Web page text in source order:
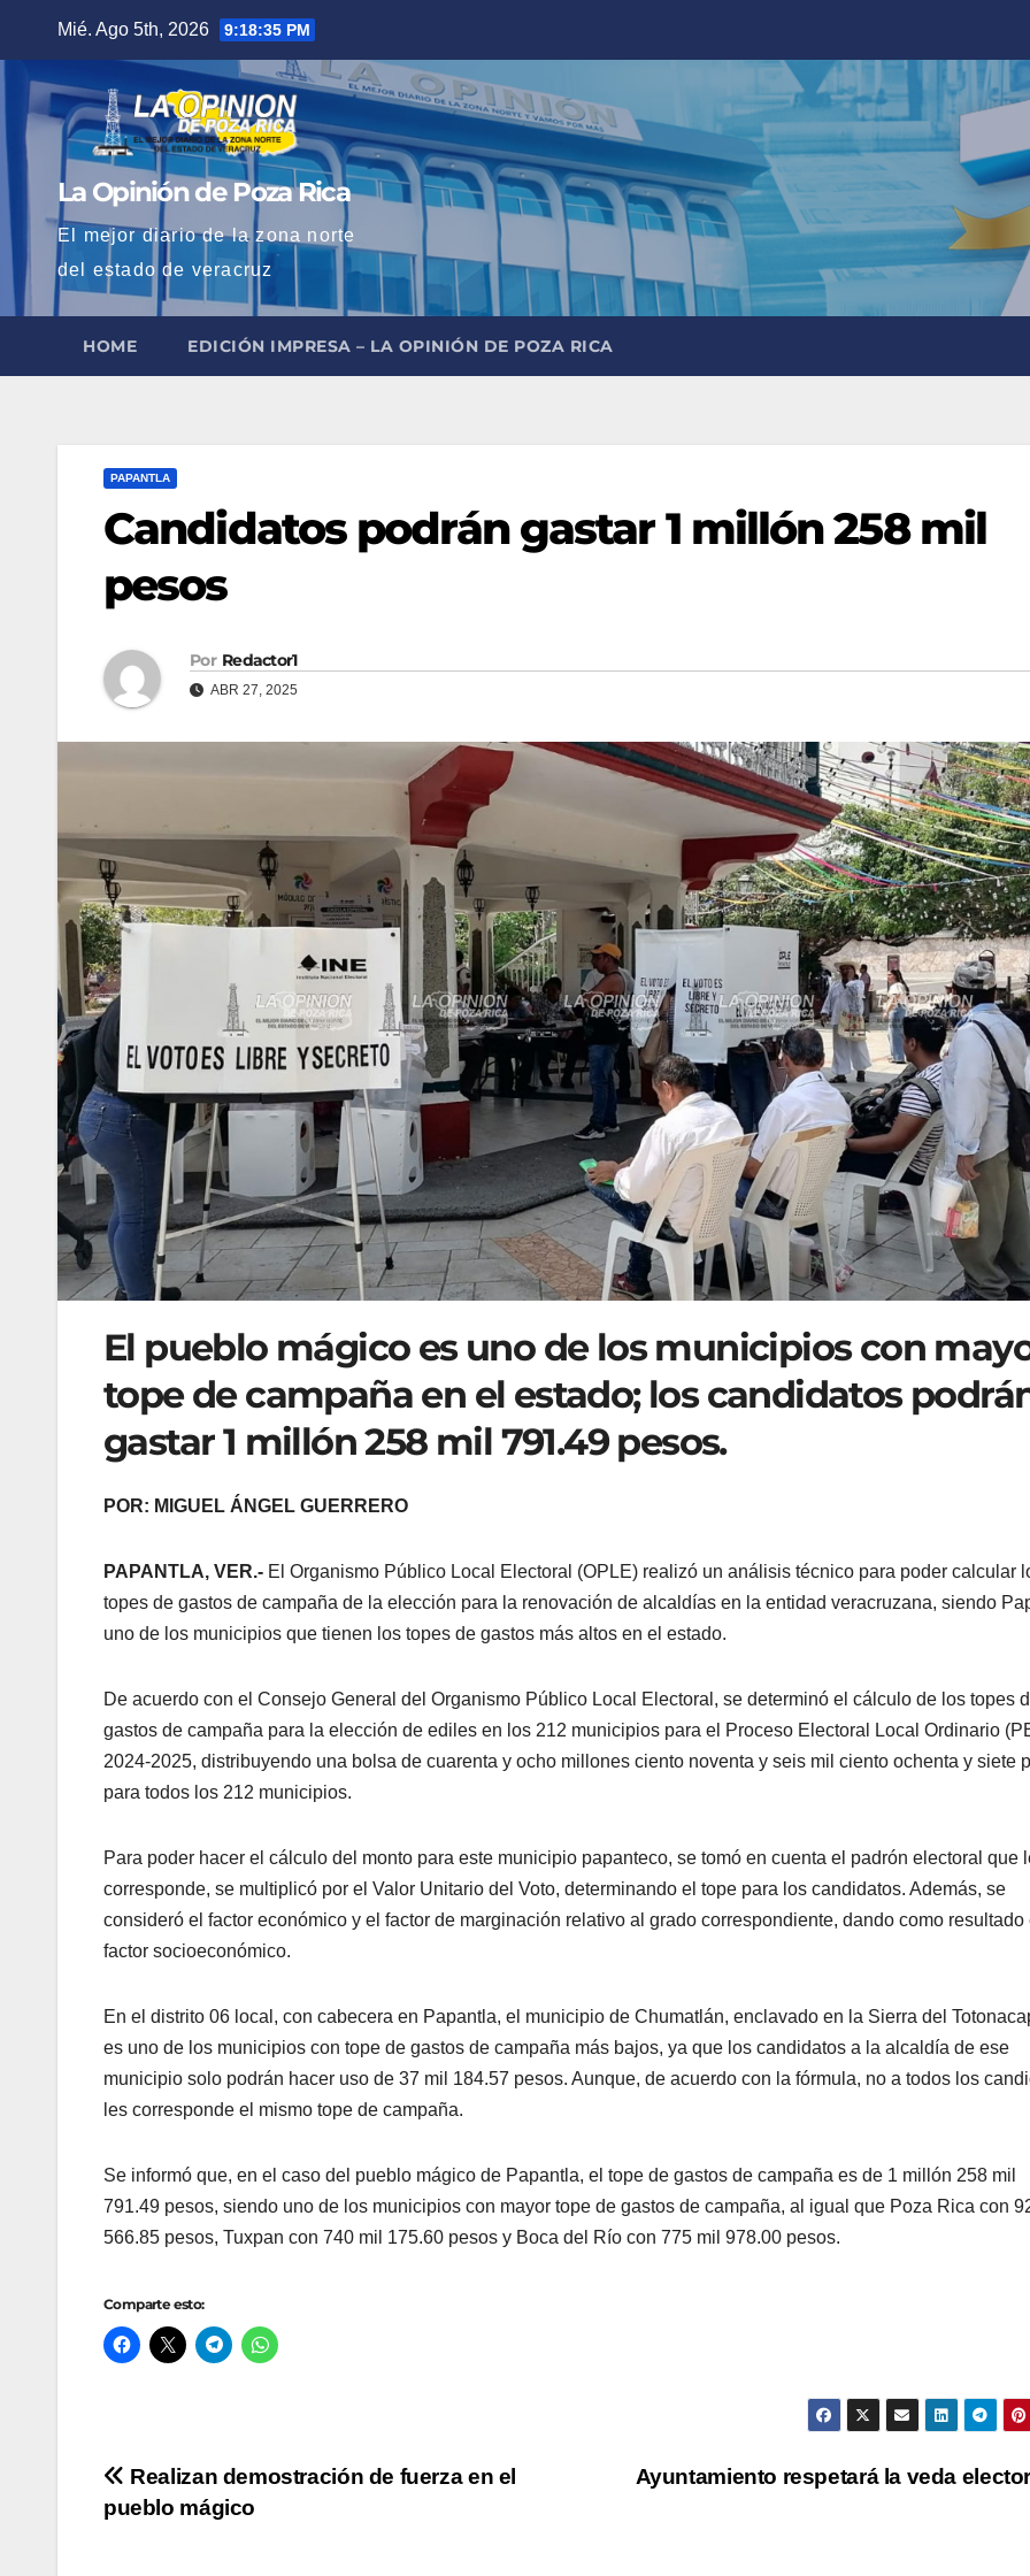
contenido
Mié. Ago 5th, 2026 9:18:36 PM
La Opinión de Poza Rica
El mejor diario de la zona norte
del estado de veracruz
HOME EDICIÓN IMPRESA – LA OPINIÓN DE POZA RICA
PAPANTLA
Candidatos podrán gastar 1 millón 258 mil
pesos
Por Redactor1
ABR 27, 2025
El pueblo mágico es uno de los municipios con
tope de campaña en el estado; los candidatos
gastar 1 millón 258 mil 791.49 pesos.
POR: MIGUEL ÁNGEL GUERRERO
PAPANTLA, VER.- El Organismo Público Local Electoral (OPLE) realizó un análisis técnico para poder calcular
topes de gastos de campaña de la elección para la renovación de alcaldías en la entidad veracruzana, siendo
uno de los municipios que tienen los topes de gastos más altos en el estado.
De acuerdo con el Consejo General del Organismo Público Local Electoral, se determinó el cálculo de los topes
gastos de campaña para la elección de ediles en los 212 municipios para el Proceso Electoral Local Ordinario
2024-2025, distribuyendo una bolsa de cuarenta y ocho millones ciento noventa y seis mil ciento ochenta y siete
para todos los 212 municipios.
Para poder hacer el cálculo del monto para este municipio papanteco, se tomó en cuenta el padrón electoral que
corresponde, se multiplicó por el Valor Unitario del Voto, determinando el tope para los candidatos. Además, se
consideró el factor económico y el factor de marginación relativo al grado correspondiente, dando como resultado
factor socioeconómico.
En el distrito 06 local, con cabecera en Papantla, el municipio de Chumatlán, enclavado en la Sierra del
es uno de los municipios con tope de gastos de campaña más bajos, ya que los candidatos a la alcaldía de ese
municipio solo podrán hacer uso de 37 mil 184.57 pesos. Aunque, de acuerdo con la fórmula, no a todos los
les corresponde el mismo tope de campaña.
Se informó que, en el caso del pueblo mágico de Papantla, el tope de gastos de campaña es de 1 millón 258 mil
791.49 pesos, siendo uno de los municipios con mayor tope de gastos de campaña, al igual que Poza Rica con
566.85 pesos, Tuxpan con 740 mil 175.60 pesos y Boca del Río con 775 mil 978.00 pesos.
Comparte esto:
Navegación
de
Ayuntamiento respetará la veda
Realizan demostración de fuerza en el
pueblo mágico